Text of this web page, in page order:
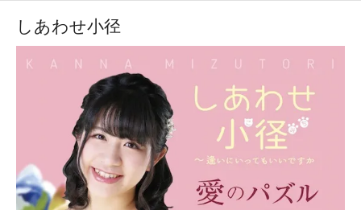
しあわせ小径